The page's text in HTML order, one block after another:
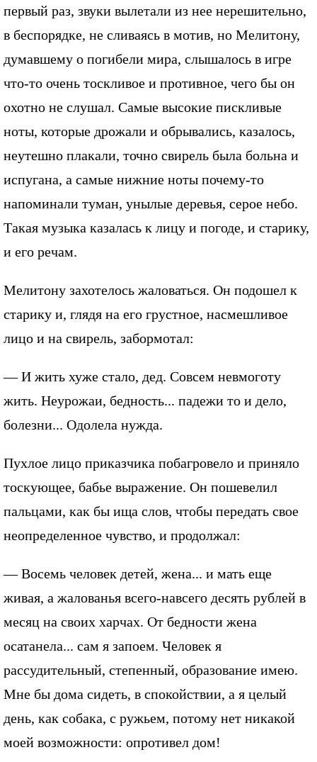
первый раз, звуки вылетали из нее нерешительно,
в беспорядке, не сливаясь в мотив, но Мелитону,
думавшему о погибели мира, слышалось в игре
что-то очень тоскливое и противное, чего бы он
охотно не слушал. Самые высокие пискливые
ноты, которые дрожали и обрывались, казалось,
неутешно плакали, точно свирель была больна и
испугана, а самые нижние ноты почему-то
напоминали туман, унылые деревья, серое небо.
Такая музыка казалась к лицу и погоде, и старику,
и его речам.
Мелитону захотелось жаловаться. Он подошел к
старику и, глядя на его грустное, насмешливое
лицо и на свирель, забормотал:
— И жить хуже стало, дед. Совсем невмоготу
жить. Неурожаи, бедность... падежи то и дело,
болезни... Одолела нужда.
Пухлое лицо приказчика побагровело и приняло
тоскующее, бабье выражение. Он пошевелил
пальцами, как бы ища слов, чтобы передать свое
неопределенное чувство, и продолжал:
— Восемь человек детей, жена... и мать еще
живая, а жалованья всего-навсего десять рублей в
месяц на своих харчах. От бедности жена
осатанела... сам я запоем. Человек я
рассудительный, степенный, образование имею.
Мне бы дома сидеть, в спокойствии, а я целый
день, как собака, с ружьем, потому нет никакой
моей возможности: опротивел дом!